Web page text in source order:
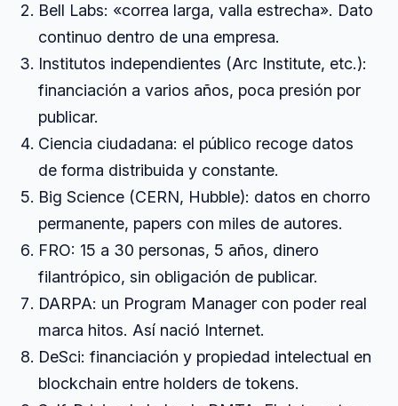
Bell Labs: «correa larga, valla estrecha». Dato
continuo dentro de una empresa.
Institutos independientes (Arc Institute, etc.):
financiación a varios años, poca presión por
publicar.
Ciencia ciudadana: el público recoge datos
de forma distribuida y constante.
Big Science (CERN, Hubble): datos en chorro
permanente, papers con miles de autores.
FRO: 15 a 30 personas, 5 años, dinero
filantrópico, sin obligación de publicar.
DARPA: un Program Manager con poder real
marca hitos. Así nació Internet.
DeSci: financiación y propiedad intelectual en
blockchain entre holders de tokens.